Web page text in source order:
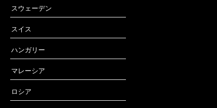
スウェーデン
スイス
ハンガリー
マレーシア
ロシア